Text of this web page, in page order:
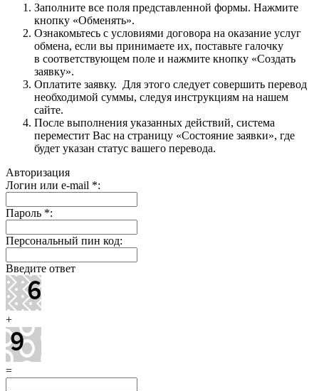
Заполните все поля представленной формы. Нажмите
кнопку «Обменять».
Ознакомьтесь с условиями договора на оказание услуг
обмена, если вы принимаете их, поставьте галочку
в соответствующем поле и нажмите кнопку «Создать
заявку».
Оплатите заявку. Для этого следует совершить перевод
необходимой суммы, следуя инструкциям на нашем
сайте.
После выполнения указанных действий, система
переместит Вас на страницу «Состояние заявки», где
будет указан статус вашего перевода.
Авторизация
Логин или e-mail *:
Пароль *:
Персональный пин код:
Введите ответ
+
=